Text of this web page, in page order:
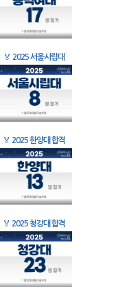
🏅 2025 서울시립대
🏅 2025 한양대 합격
🏅 2025 청강대 합격